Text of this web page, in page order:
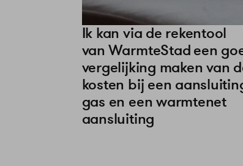
Ik kan via de rekentool
van WarmteStad een
vergelijking maken van
kosten bij een
gas en een warmtenet
aansluiting